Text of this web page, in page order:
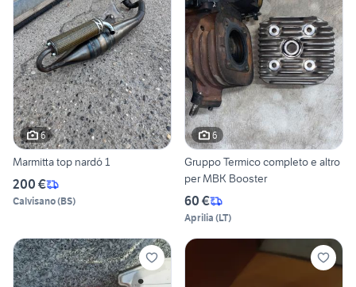
6
Marmitta top nardó 1
200 €
Calvisano(BS)
6
Gruppo Termico completo e altro
per MBK Booster
60 €
Aprilia (LT)